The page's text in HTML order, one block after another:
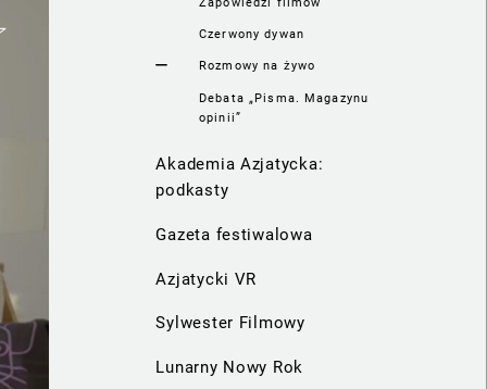
Czerwony dywan
Rozmowy na żywo
Debata „Pisma. Magazynu
opinii”
Akademia Azjatycka:
podkasty
Gazeta festiwalowa
Azjatycki VR
Sylwester Filmowy
Lunarny Nowy Rok